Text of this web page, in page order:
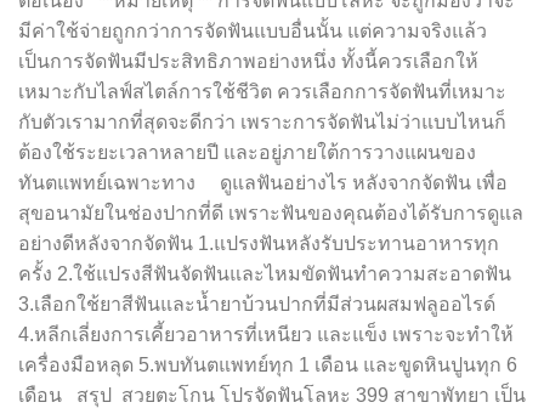
มีค่าใช้จ่ายถูกกว่าการจัดฟันแบบอื่นนั้น แต่ความจริงแล้ว
เป็นการจัดฟันมีประสิทธิภาพอย่างหนึ่ง ทั้งนี้ควรเลือกให้
เหมาะกับไลฟ์สไตล์การใช้ชีวิต ควรเลือกการจัดฟันที่เหมาะ
กับตัวเรามากที่สุดจะดีกว่า เพราะการจัดฟันไม่ว่าแบบไหนก็
ต้องใช้ระยะเวลาหลายปี และอยู่ภายใต้การวางแผนของ
ทันตแพทย์เฉพาะทาง ดูแลฟันอย่างไร หลังจากจัดฟัน เพื่อ
สุขอนามัยในช่องปากที่ดี เพราะฟันของคุณต้องได้รับการดูแล
อย่างดีหลังจากจัดฟัน 1.แปรงฟันหลังรับประทานอาหารทุก
ครั้ง 2.ใช้แปรงสีฟันจัดฟันและไหมขัดฟันทำความสะอาดฟัน
3.เลือกใช้ยาสีฟันและน้ำยาบ้วนปากที่มีส่วนผสมฟลูออไรด์
4.หลีกเลี่ยงการเคี้ยวอาหารที่เหนียว และแข็ง เพราะจะทำให้
เครื่องมือหลุด 5.พบทันตแพทย์ทุก 1 เดือน และขูดหินปูนทุก 6
เดือน สรุป สวยตะโกน โปรจัดฟันโลหะ 399 สาขาพัทยา เป็น